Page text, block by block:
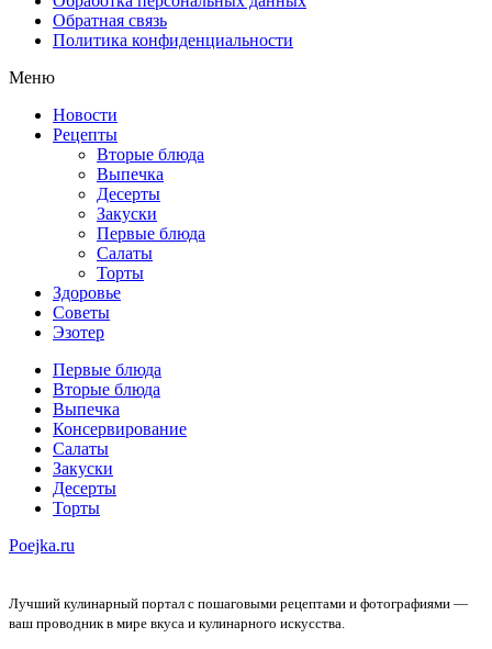
Обратная связь
Политика конфиденциальности
Меню
Новости
Рецепты
Вторые блюда
Выпечка
Десерты
Закуски
Первые блюда
Салаты
Торты
Здоровье
Советы
Эзотер
Первые блюда
Вторые блюда
Выпечка
Консервирование
Салаты
Закуски
Десерты
Торты
Poejka.ru
Лучший кулинарный портал с пошаговыми рецептами и фотографиями —
ваш проводник в мире вкуса и кулинарного искусства.